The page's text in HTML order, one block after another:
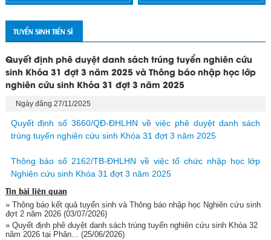
TUYỂN SINH TIẾN SĨ
Quyết định phê duyệt danh sách trúng tuyển nghiên cứu
sinh Khóa 31 đợt 3 năm 2025 và Thông báo nhập học lớp
nghiên cứu sinh Khóa 31 đợt 3 năm 2025
Ngày đăng 27/11/2025
Quyết định số 3660/QĐ-ĐHLHN về việc phê duyệt danh sách
trúng tuyển nghiên cứu sinh Khóa 31 đợt 3 năm 2025
Thông báo số 2162/TB-ĐHLHN về việc tổ chức nhập học lớp
Nghiên cứu sinh Khóa 31 đợt 3 năm 2025
Tin bài liên quan
» Thông báo kết quả tuyển sinh và Thông báo nhập học Nghiên cứu sinh
đợt 2 năm 2026(03/07/2026)
» Quyết định phê duyệt danh sách trúng tuyển nghiên cứu sinh Khóa 32
năm 2026 tại Phân... (25/06/2026)